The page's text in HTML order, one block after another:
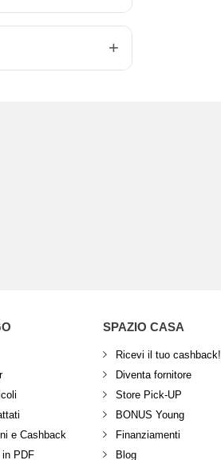
e Cashback
in PDF
SPAZIO CASA
Ricevi il tuo cashback!
Diventa fornitore
Store Pick-UP
BONUS Young
Finanziamenti
Blog